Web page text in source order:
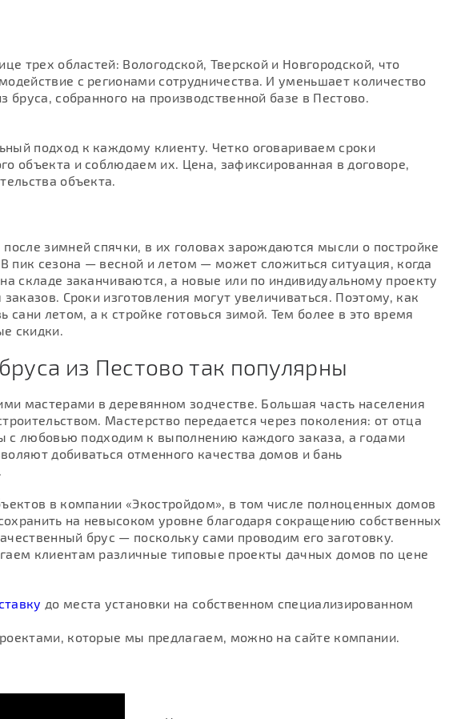
трех областей: Вологодской, Тверской и Новгородской, что
с регионами сотрудничества. И уменьшает количество
бруса, собранного на производственной базе в Пестово.
подход к каждому клиенту. Четко оговариваем сроки
объекта и соблюдаем их. Цена, зафиксированная в договоре,
объекта.
зимней спячки, в их головах зарождаются мысли о постройке
пик сезона — весной и летом — может сложиться ситуация, когда
складе заканчиваются, а новые или по индивидуальному проекту
Сроки изготовления могут увеличиваться. Поэтому, как
сани летом, а к стройке готовься зимой. Тем более в это время
скидки.
из Пестово так популярны
мастерами в деревянном зодчестве. Большая часть населения
Мастерство передается через поколения: от отца
с любовью подходим к выполнению каждого заказа, а годами
добиваться отменного качества домов и бань
в компании «Экостройдом», в том числе полноценных домов
на невысоком уровне благодаря сокращению собственных
брус — поскольку сами проводим его заготовку.
клиентам различные типовые проекты дачных домов по цене
до места установки на собственном специализированном
которые мы предлагаем, можно на сайте компании.